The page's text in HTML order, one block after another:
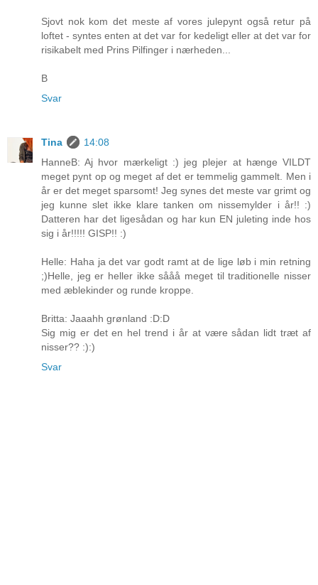
Sjovt nok kom det meste af vores julepynt også retur på
loftet - syntes enten at det var for kedeligt eller at det var for
risikabelt med Prins Pilfinger i nærheden...
B
Svar
Tina
14:08
HanneB: Aj hvor mærkeligt :) jeg plejer at hænge VILDT
meget pynt op og meget af det er temmelig gammelt. Men i
år er det meget sparsomt! Jeg synes det meste var grimt og
jeg kunne slet ikke klare tanken om nissemylder i år!! :)
Datteren har det ligesådan og har kun EN juleting inde hos
sig i år!!!!! GISP!! :)
Helle: Haha ja det var godt ramt at de lige løb i min retning
;)Helle, jeg er heller ikke sååå meget til traditionelle nisser
med æblekinder og runde kroppe.
Britta: Jaaahh grønland :D:D
Sig mig er det en hel trend i år at være sådan lidt træt af
nisser?? :):)
Svar